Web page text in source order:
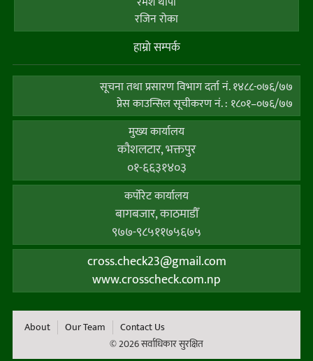
रजिन रोका
हाम्राे सम्पर्क
सूचना तथा प्रसारण विभाग दर्ता नं. १४८८-०७६/७७
प्रेस काउन्सिल सूचीकरण नं. : १८०१–०७६/७७
मुख्य कार्यालय
कौशलटार, भक्तपुर
०१-६६३१४०३
कर्पाेरेट कार्यालय
बागबजार, काठमाडौँ
९७७-९८५११७५६७५
cross.check23@gmail.com
www.crosscheck.com.np
About Our Team
Contact Us
© 2026 सर्वाधिकार सुरक्षित